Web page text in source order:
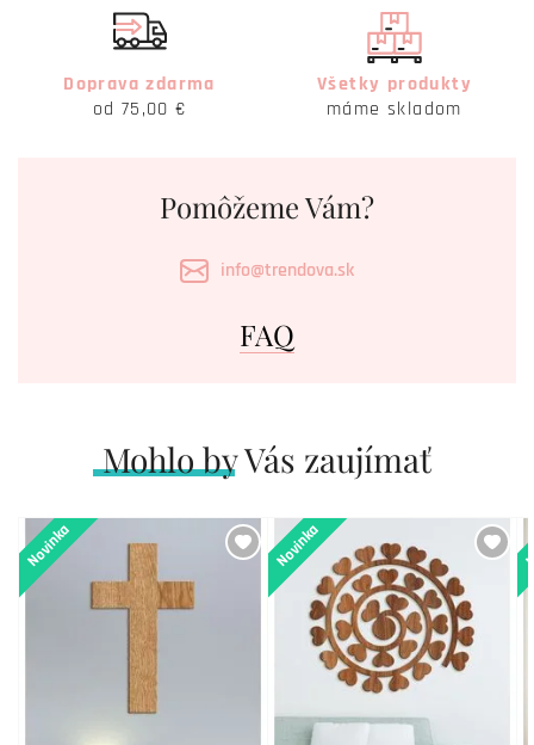
Doprava zdarma
od 75,00 €
Všetky produkty
máme skladom
Pomôžeme Vám?
info@trendova.sk
FAQ
Mohlo by Vás zaujímať
Novinka Novinka